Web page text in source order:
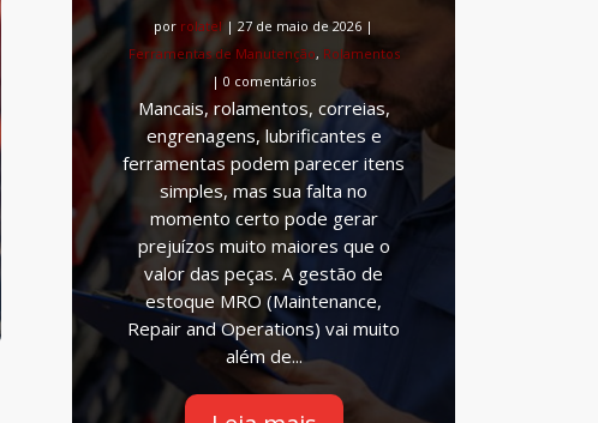
por rolatel |27 de maio de 2026 |
Ferramentas de Manutenção, Rolamentos
| 0 comentários
Mancais, rolamentos, correias,
engrenagens, lubrificantes e
ferramentas podem parecer itens
simples, mas sua falta no
momento certo pode gerar
prejuízos muito maiores que o
valor das peças. A gestão de
estoque MRO (Maintenance,
Repair and Operations) vai muito
além de...